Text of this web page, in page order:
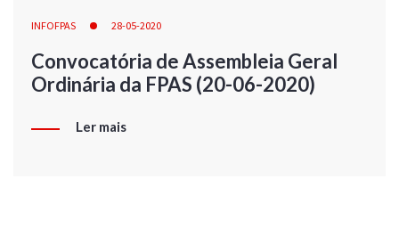
INFOFPAS 28-05-2020
Convocatória de Assembleia Geral
Ordinária da FPAS (20-06-2020)
Ler mais